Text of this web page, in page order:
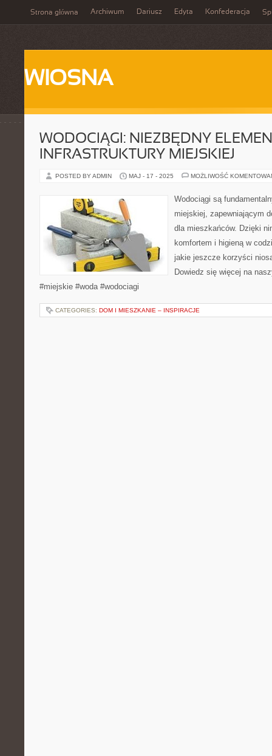
Strona główna Archiwum Dariusz Edyta Konfederacja
WIOSNA
WODOCIĄGI: NIEZBĘDNY
INFRASTRUKTURY MIEJSKIEJ
POSTED BY ADMIN MAJ - 17 - 2025 MOŻLIWOŚĆ
Wodociągi są
miejskiej, zapewniającym
dla mieszkańców. Dzięki
komfortem i higieną w
jakie jeszcze korzyści
Dowiedz się więcej na
#miejskie #woda #wodociagi
CATEGORIES: DOM I MIESZKANIE – INSPIRACJE